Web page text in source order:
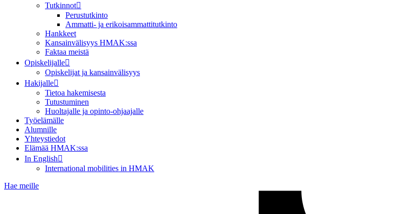
Tutkinnot
Perustutkinto
Ammatti- ja erikoisammattitutkinto
Hankkeet
Kansainvälisyys HMAK:ssa
Faktaa meistä
Opiskelijalle
Opiskelijat ja kansainvälisyys
Hakijalle
Tietoa hakemisesta
Tutustuminen
Huoltajalle ja opinto-ohjaajalle
Työelämälle
Alumnille
Yhteystiedot
Elämää HMAK:ssa
In English
International mobilities in HMAK
Hae meille